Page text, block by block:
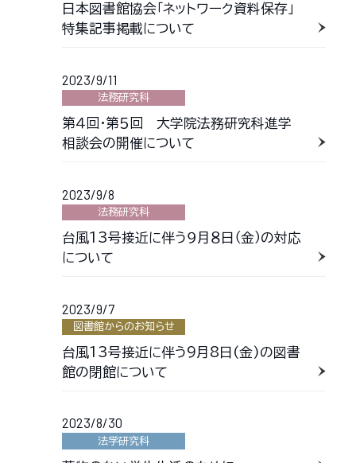
日本図書館協会「ネットワーク資料保存」
特集記事掲載について
2023/9/11
法務研究科
第４回・第５回 大学院法務研究科進学
相談会の開催について
2023/9/8
法務研究科
台風13号接近に伴う９月８日（金）の対応
について
2023/9/7
図書館からのお知らせ
台風13号接近に伴う9月8日(金)の図書
館の閉館について
2023/8/30
法学研究科